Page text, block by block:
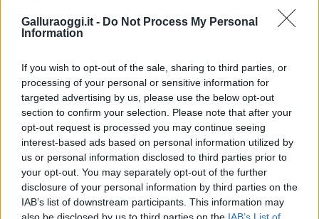
Galluraoggi.it - Do Not Process My Personal
Information
If you wish to opt-out of the sale, sharing to third parties, or
processing of your personal or sensitive information for
targeted advertising by us, please use the below opt-out
section to confirm your selection. Please note that after your
opt-out request is processed you may continue seeing
interest-based ads based on personal information utilized by
us or personal information disclosed to third parties prior to
your opt-out. You may separately opt-out of the further
disclosure of your personal information by third parties on the
IAB’s list of downstream participants. This information may
also be disclosed by us to third parties on the IAB’s List of
Controlli all’aeroporto di Olbia, sequestrati
Migliori cliniche di estetica medicale avanzata
in Europa: classifica dei 5 centri di riferimento
pe…
Incendi, a San Pasquale arriva il Campo Base:
l’inaugurazione
Andrea Mura conquista Palau: grande